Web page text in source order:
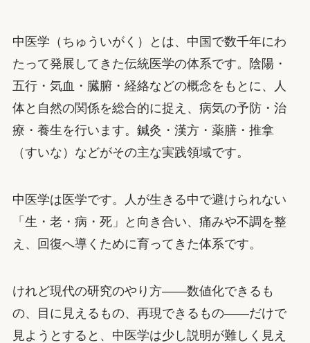
中医学（ちゅういがく）とは、中国で数千年にわ
たって発展してきた伝統医学の体系です。陰陽・
五行・気血・臓腑・経絡などの概念をもとに、人
体と自然の関係を総合的に捉え、病気の予防・治
療・養生を行います。鍼灸・漢方・薬膳・推拿
（すいな）などがその主な実践領域です。
中医学は医学です。人が生きる中で避けられない
「生・老・病・死」と向き合い、痛みや不調を整
え、回復へ導くために育ってきた体系です。
けれど現代の研究のやり方——数値化できるも
の、目に見えるもの、再現できるもの——だけで
見ようとすると、中医学は少し説明が難しく見え